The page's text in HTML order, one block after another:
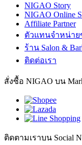
NIGAO Story
NIGAO Online
Affiliate Partner
ตัวแทนจำหน่าย
ร้าน Salon &
ติดต่อเรา
สั่งซื้อ NIGAO บน
ติดตามเราบน Social